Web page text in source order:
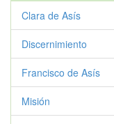
Clara de Asís
Discernimiento
Francisco de Asís
Misión